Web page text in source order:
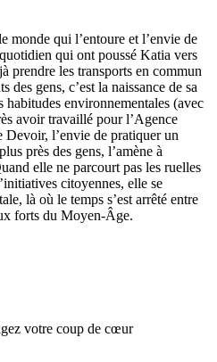
monde qui l’entoure et l’envie de
qui ont poussé Katia vers
prendre les transports en commun
des gens, c’est la naissance de sa
environnementales (avec
avoir travaillé pour l’Agence
l’envie de pratiquer un
près des gens, l’amène à
elle ne parcourt pas les ruelles
citoyennes, elle se
là où le temps s’est arrêté entre
forts du Moyen-Âge.
votre coup de cœur